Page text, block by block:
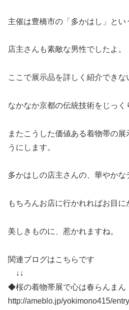
主催は豊橋市の「多かはし」とい
店主さんも素敵な男性でしたよ。
ここで展示品を詳しく紹介できな
なかなか京都の伝統技術をじっく
またこうした価値ある着物帯の
うにします。
多かはしの店主さんの、華やかな
もちろんお店に行かれればお目に
美しきものに、惹かれますね。
関連ブログはこちらです
↓↓
◆桜の着物帯展で心は春らんまん
http://ameblo.jp/yokimono415/